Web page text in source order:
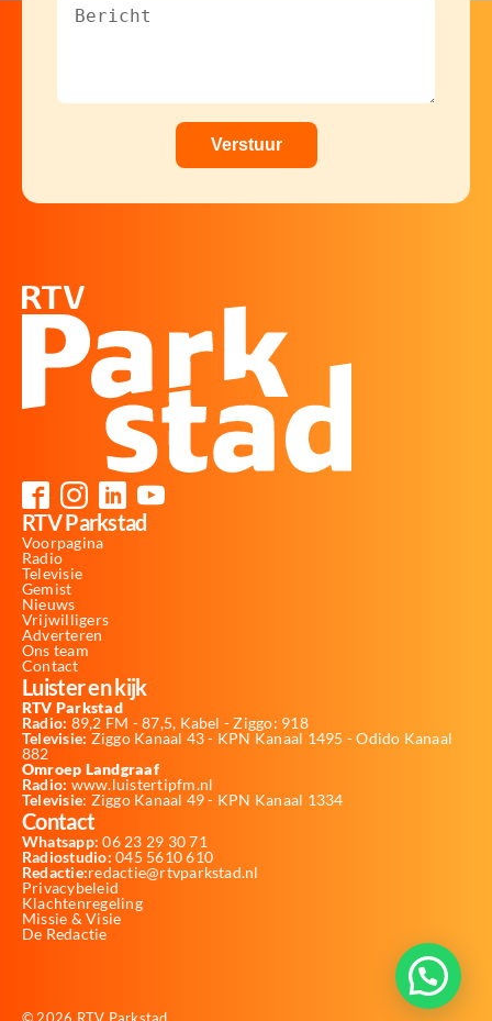
RTV Parkstad
Voorpagina
Radio
Televisie
Gemist
Nieuws
Vrijwilligers
Adverteren
Ons team
Contact
Luister en kijk
RTV Parkstad
Radio: 89,2 FM - 87,5, Kabel - Ziggo: 918
Televisie: Ziggo Kanaal 43 - KPN Kanaal 1495 - Odido Kanaal
882
Omroep Landgraaf
Radio: www.luistertipfm.nl
Televisie: Ziggo Kanaal 49 - KPN Kanaal 1334
Contact
Whatsapp: 06 23 29 30 71
Radiostudio: 045 5610 610
Redactie:redactie@rtvparkstad.nl
Privacybeleid
Klachtenregeling
Missie & Visie
De Redactie